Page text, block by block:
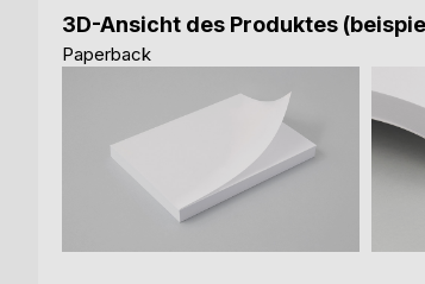
3D-Ansicht des Produktes
Paperback